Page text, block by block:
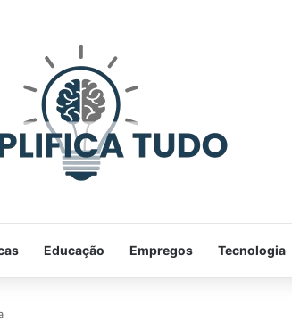
Educação Empregos Tecnologia